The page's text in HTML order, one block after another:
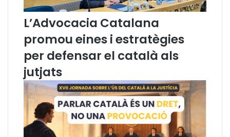
r
l
s
d
e
l
a
t
L’Advocacia Catalana
promou eines i estratègies
per defensar el català als
jutjats